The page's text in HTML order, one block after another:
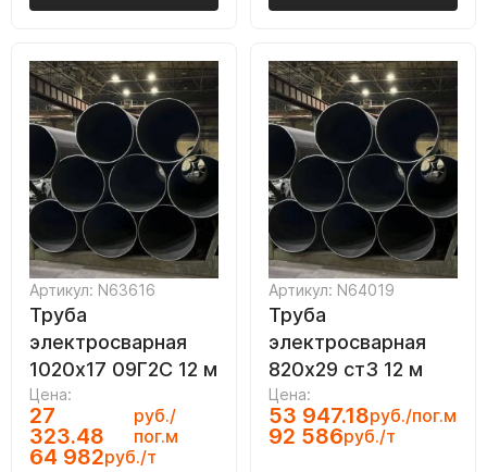
Артикул: N63616
Труба
электросварная
1020х17 09Г2С 12 м
Цена:
27
323.48
руб./
пог.м
64 982руб./т
Артикул: N64019
Труба
электросварная
820х29 ст3 12 м
Цена:
53 947.18руб./пог.м
92 586руб./т